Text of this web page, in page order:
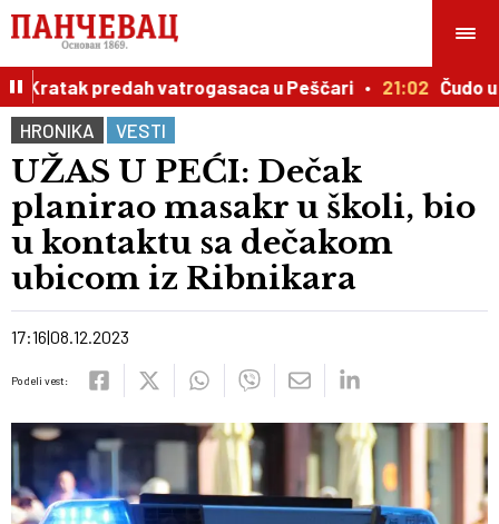
Kratak predah vatrogasaca u Peščari 21:02 Čudo u
HRONIKA
VESTI
UŽAS U PEĆI: Dečak
planirao masakr u školi, bio
u kontaktu sa dečakom
ubicom iz Ribnikara
17:16 08.12.2023
Podeli vest: